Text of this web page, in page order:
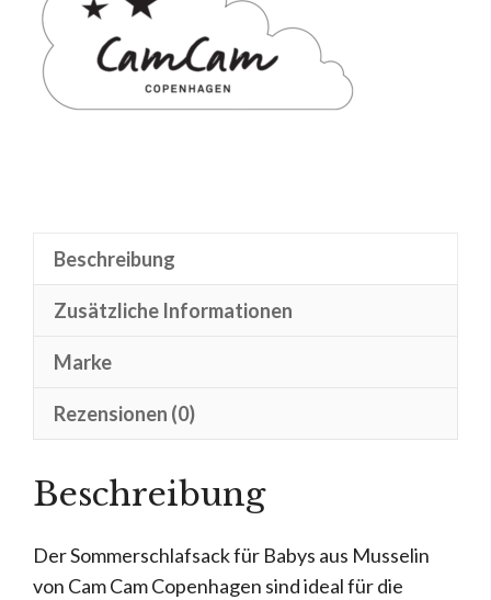
Beschreibung
Zusätzliche Informationen
Marke
Rezensionen (0)
Beschreibung
Der Sommerschlafsack für Babys aus Musselin
von Cam Cam Copenhagen sind ideal für die